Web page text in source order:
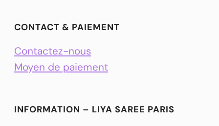
CONTACT & PAIEMENT
Contactez-nous
Moyen de paiement
INFORMATION – LIYA SAREE PARIS